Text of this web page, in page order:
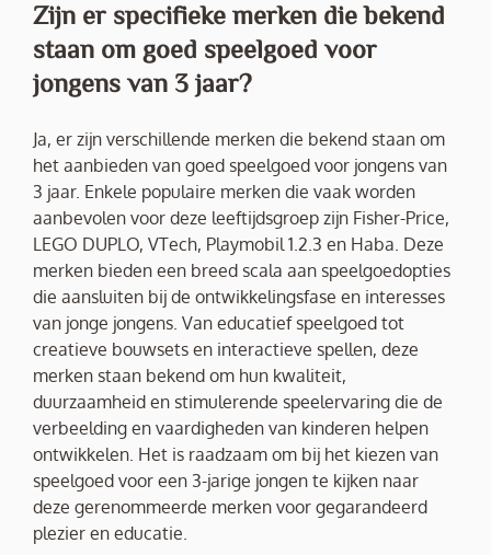
Zijn er specifieke merken die bekend
staan om goed speelgoed voor
jongens van 3 jaar?
Ja, er zijn verschillende merken die bekend staan om
het aanbieden van goed speelgoed voor jongens van
3 jaar. Enkele populaire merken die vaak worden
aanbevolen voor deze leeftijdsgroep zijn Fisher-Price,
LEGO DUPLO, VTech, Playmobil 1.2.3 en Haba. Deze
merken bieden een breed scala aan speelgoedopties
die aansluiten bij de ontwikkelingsfase en interesses
van jonge jongens. Van educatief speelgoed tot
creatieve bouwsets en interactieve spellen, deze
merken staan bekend om hun kwaliteit,
duurzaamheid en stimulerende speelervaring die de
verbeelding en vaardigheden van kinderen helpen
ontwikkelen. Het is raadzaam om bij het kiezen van
speelgoed voor een 3-jarige jongen te kijken naar
deze gerenommeerde merken voor gegarandeerd
plezier en educatie.